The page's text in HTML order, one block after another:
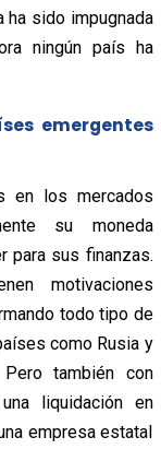
ha sido impugnada
ningún país ha
emergentes
en los mercados
su moneda
para sus finanzas.
motivaciones
todo tipo de
como Rusia y
también con
liquidación en
empresa estatal